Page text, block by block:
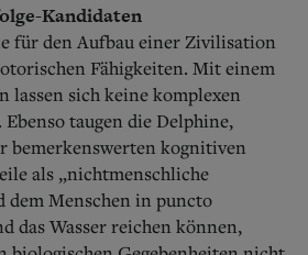
Kandidaten
für den Aufbau einer Zivilisation
Fähigkeiten. Mit einem
lassen sich keine komplexen
taugen die Delphine,
bemerkenswerten kognitiven
als „nichtmenschliche
dem Menschen in puncto
das Wasser reichen können,